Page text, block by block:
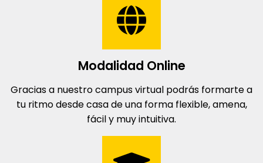
Modalidad Online
Gracias a nuestro campus virtual podrás formarte a
tu ritmo desde casa de una forma flexible, amena,
fácil y muy intuitiva.